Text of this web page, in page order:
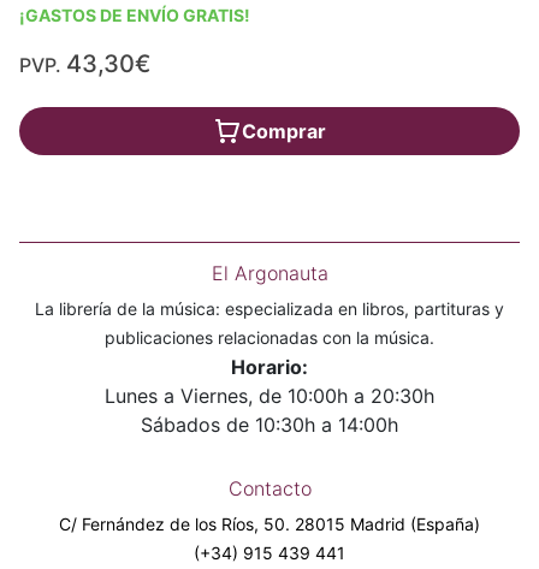
¡GASTOS DE ENVÍO GRATIS!
PVP. 43,30€
Comprar
El Argonauta
La librería de la música: especializada en libros, partituras y
publicaciones relacionadas con la música.
Horario:
Lunes a Viernes, de 10:00h a 20:30h
Sábados de 10:30h a 14:00h
Contacto
C/ Fernández de los Ríos, 50. 28015 Madrid (España)
(+34) 915 439 441